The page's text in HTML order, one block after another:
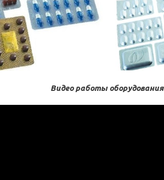
Видео работы оборудования